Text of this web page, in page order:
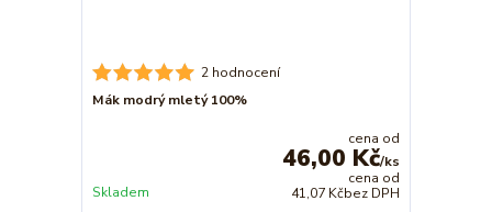
2 hodnocení
Mák modrý mletý 100%
cena od
46,00 Kč/ks
cena od
41,07 Kčbez DPH
Skladem